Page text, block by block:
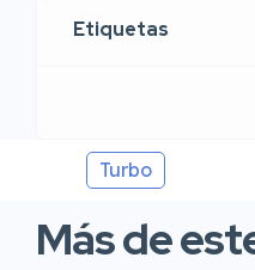
Etiquetas
Turbo
Más de